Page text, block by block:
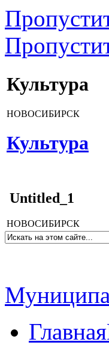
Культура
НОВОСИБИРСК
Культура
Untitled_1
НОВОСИБИРСК
Главная